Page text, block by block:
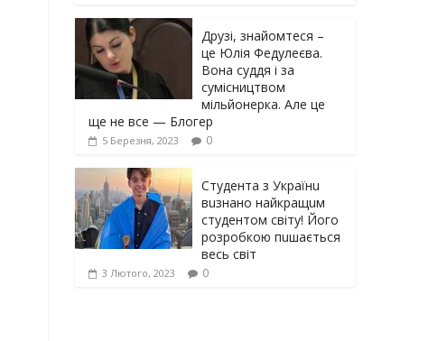
Друзі, знайомтеся –
це Юлія Федулеєва.
Вона суддя і за
сумісництвом
мільйонерка. Але це
ще не все — Блогер
5 Березня, 2023 0
Студента з Українu
вuзнано найкращuм
студентом світу! Його
розробкою пuшається
весь світ
3 Лютого, 2023 0